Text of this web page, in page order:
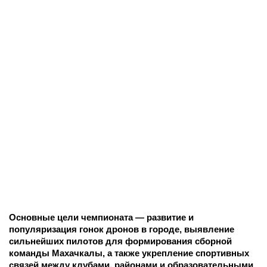
Основные цели чемпионата — развитие и
популяризация гонок дронов в городе, выявление
сильнейших пилотов для формирования сборной
команды Махачкалы, а также укрепление спортивных
связей между клубами, районами и образовательными